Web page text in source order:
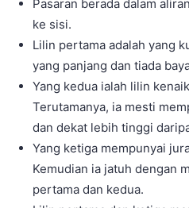
Pasaran berada dalam
ke sisi.
Lilin pertama adalah yang
yang panjang dan tiada
Yang kedua ialah lilin
Terutamanya, ia mesti
dan dekat lebih tinggi
Yang ketiga mempunyai
Kemudian ia jatuh dengan
pertama dan kedua.